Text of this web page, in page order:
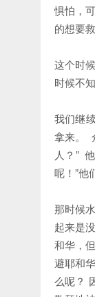
惧怕，
的想要
这个时
时候不
我们继
拿来。
人？”
呢！”他
那时候
起来是
和华，
避耶和
么呢？